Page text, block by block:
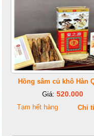
Hồng sâm củ khô Hàn
Giá: 520.000
Tạm hết hàng Chi